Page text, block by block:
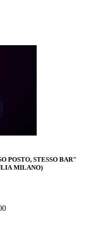
POSTO, STESSO BAR"
MILANO)